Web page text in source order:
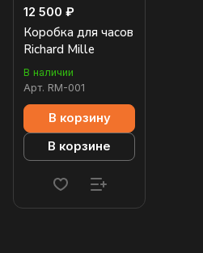
12 500 ₽
Коробка для часов
Richard Mille
В наличии
Арт. RM-001
В корзину
В корзине